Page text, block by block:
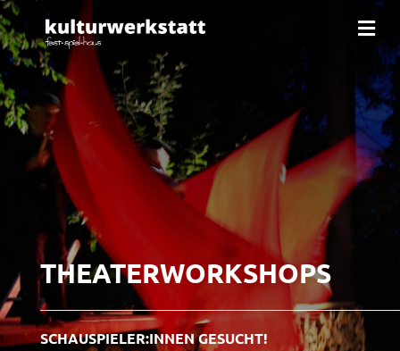
N
a
v
i
g
a
t
i
o
THEATERWORKSHOPS
SCHAUSPIELER:INNEN GESUCHT!